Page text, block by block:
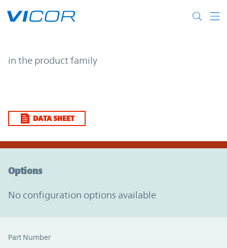
| | Vicor
in the product family
DATA SHEET
Options
No configuration options available
Part Number